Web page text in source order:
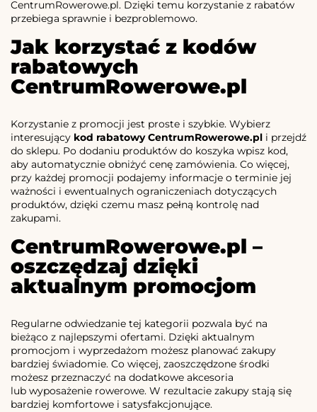
CentrumRowerowe.pl. Dzięki temu korzystanie z rabatów
przebiega sprawnie i bezproblemowo.
Jak korzystać z kodów
rabatowych
CentrumRowerowe.pl
Korzystanie z promocji jest proste i szybkie. Wybierz
interesujący kod rabatowy CentrumRowerowe.pl i przejdź
do sklepu. Po dodaniu produktów do koszyka wpisz kod,
aby automatycznie obniżyć cenę zamówienia. Co więcej,
przy każdej promocji podajemy informacje o terminie jej
ważności i ewentualnych ograniczeniach dotyczących
produktów, dzięki czemu masz pełną kontrolę nad
zakupami.
CentrumRowerowe.pl –
oszczędzaj dzięki
aktualnym promocjom
Regularne odwiedzanie tej kategorii pozwala być na
bieżąco z najlepszymi ofertami. Dzięki aktualnym
promocjom i wyprzedażom możesz planować zakupy
bardziej świadomie. Co więcej, zaoszczędzone środki
możesz przeznaczyć na dodatkowe akcesoria
lub wyposażenie rowerowe. W rezultacie zakupy stają się
bardziej komfortowe i satysfakcjonujące.